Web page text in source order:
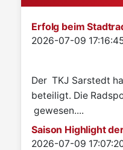
Erfolg beim
Details
2026-07-09
Der TKJ Sarstedt
beteiligt. Die
gewesen....
Saison Highlight
Details
2026-07-09